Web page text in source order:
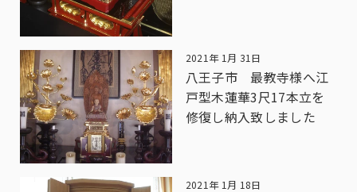
2021年 1月 31日
八王子市 最教寺様へ江
戸型木蓮華3尺17本立を
修復し納入致しました
2021年 1月 18日